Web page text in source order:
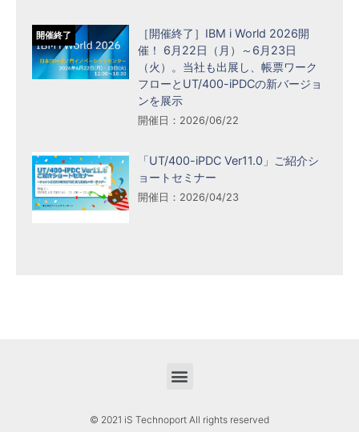
開催終了
［開催終了］IBM i World 2026開
催！ 6月22日（月）～6月23日
（火）。当社も出展し、帳票ワーク
フローとUT/400-iPDCの新バージョ
ンを展示
開催日：2026/06/22
「UT/400-iPDC Ver11.0」ご紹介シ
ョートセミナー
開催日：2026/04/23
© 2021 iS Technoport All rights reserved